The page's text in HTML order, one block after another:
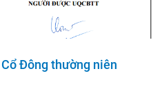
Đông thường niên